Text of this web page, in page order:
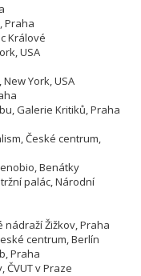
Praha
Králové
USA
York, USA
Galerie Kritiků, Praha
České centrum,
Benátky
palác, Národní
nádraží Žižkov, Praha
centrum, Berlín
Praha
ČVUT v Praze